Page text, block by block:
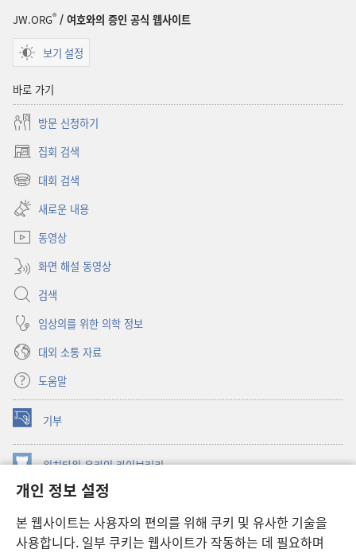
개인 정보 설정
본 웹사이트는 사용자의 편의를 위해 쿠키 및 유사한 기술을
사용합니다. 일부 쿠키는 웹사이트가 작동하는 데 필요하며
JW.ORG® / 여호와의 증인 공식 웹사이트
보기 설정
바로 가기
방문 신청하기
집회 검색
(새로운
창
대회 검색
(새로운
창
열기)
새로운 내용
동영상
화면 해설 동영상
검색
임상의를 위한 의학 정보
대외 소통 자료
도움말
기부
(새로운
창
열기) 워치타워 온라인 라이브러리
창
JW Hub ®
창
열기) JW 라이브러리